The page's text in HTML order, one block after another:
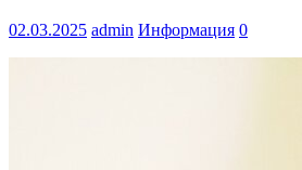
02.03.2025 admin Информация 0